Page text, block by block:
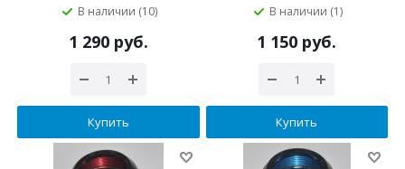
В наличии (10)
1 290 руб.
Купить
В наличии (1)
1 150 руб.
Купить